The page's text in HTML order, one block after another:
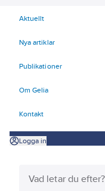
Aktuellt
Nya artiklar
Publikationer
Om Gelia
Kontakt
Logga in